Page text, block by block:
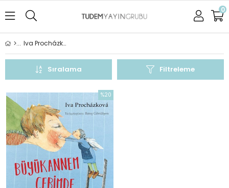
0
Iva Procházková
Filtreleme
Sıralama
%20
İndirim
%20İndirim